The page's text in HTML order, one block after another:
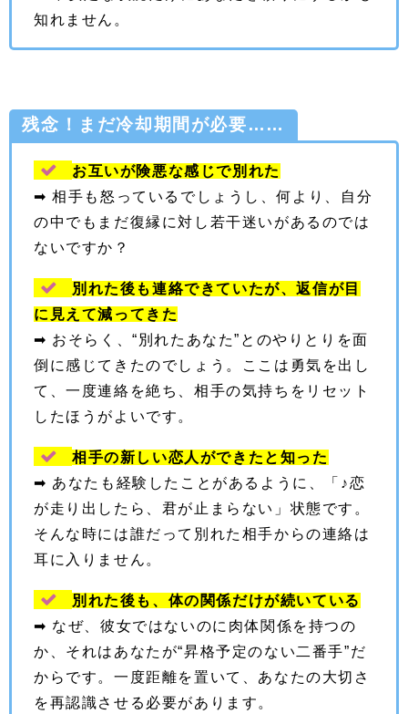
知れません。
残念！まだ冷却期間が必要……
お互いが険悪な感じで別れた
➡︎ 相手も怒っているでしょうし、何より、自分
の中でもまだ復縁に対し若干迷いがあるのでは
ないですか？
別れた後も連絡できていたが、返信が目
に見えて減ってきた
➡︎ おそらく、“別れたあなた”とのやりとりを面
倒に感じてきたのでしょう。ここは勇気を出し
て、一度連絡を絶ち、相手の気持ちをリセット
したほうがよいです。
相手の新しい恋人ができたと知った
➡︎ あなたも経験したことがあるように、「♪恋
が走り出したら、君が止まらない」状態です。
そんな時には誰だって別れた相手からの連絡は
耳に入りません。
別れた後も、体の関係だけが続いている
➡︎ なぜ、彼女ではないのに肉体関係を持つの
か、それはあなたが“昇格予定のない二番手”だ
からです。一度距離を置いて、あなたの大切さ
を再認識させる必要があります。